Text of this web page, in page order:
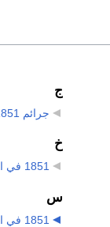
ج
جرائم 1851
خ
1851 في الخيال
س
1851 في السياسة